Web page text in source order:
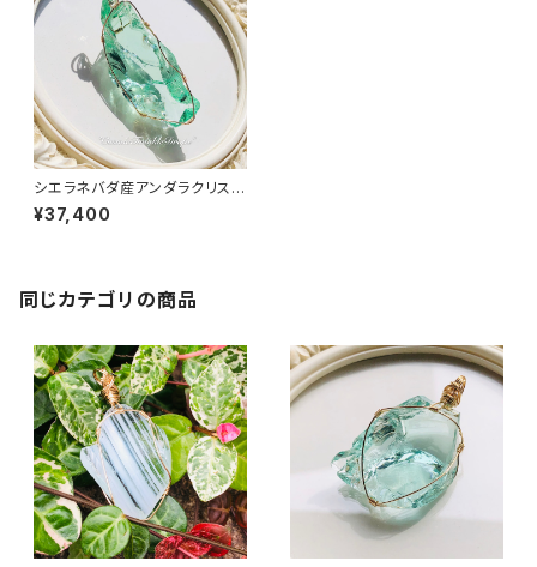
シエラネバダ産アンダラクリスタ
ル★～Gem Ether Mint～【世
界で1つだけのアンダラペンダン
¥37,400
同じカテゴリの商品